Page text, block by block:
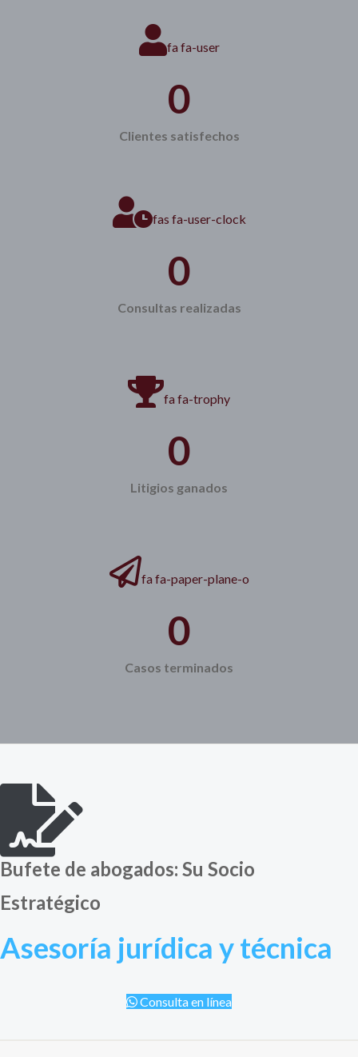
fa fa-user
0
Clientes satisfechos
fas fa-user-clock
0
Consultas realizadas
fa fa-trophy
0
Litigios ganados
fa fa-paper-plane-o
0
Casos terminados
Bufete de abogados: Su Socio
Estratégico
Asesoría jurídica y técnica
Consulta en línea